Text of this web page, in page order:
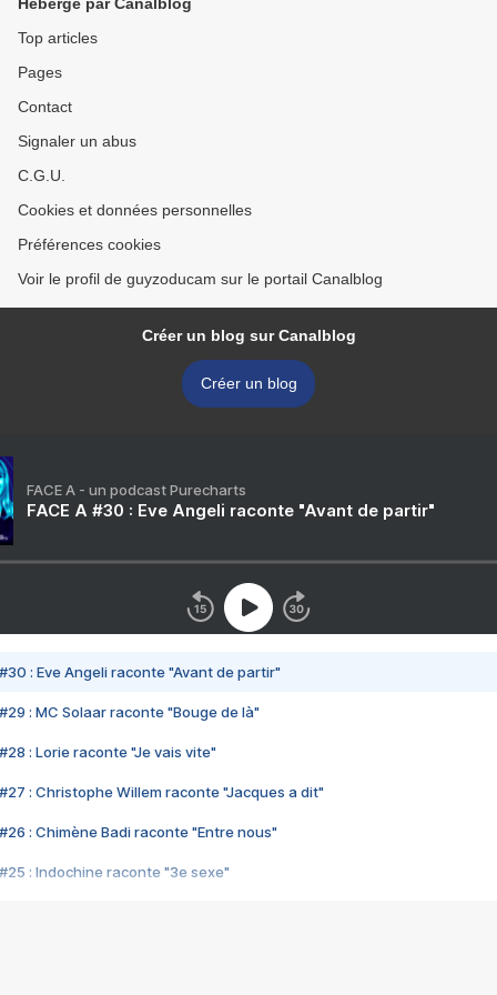
Top articles
Pages
Contact
Signaler un abus
C.G.U.
Cookies et données personnelles
Préférences cookies
Voir le profil de guyzoducam sur le portail Canalblog
Créer un blog sur Canalblog
Créer un blog
FACE A - un podcast Purecharts
FACE A #30 : Eve Angeli raconte "Avant de partir"
#30 : Eve Angeli raconte "Avant de partir"
#29 : MC Solaar raconte "Bouge de là"
#28 : Lorie raconte "Je vais vite"
#27 : Christophe Willem raconte "Jacques a dit"
#26 : Chimène Badi raconte "Entre nous"
#25 : Indochine raconte "3e sexe"